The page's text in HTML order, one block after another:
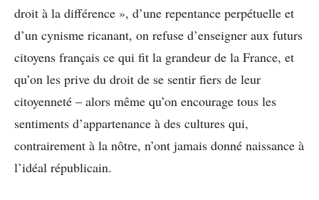
droit à la différence », d’une repentance perpétuelle et
d’un cynisme ricanant, on refuse d’enseigner aux futurs
citoyens français ce qui fit la grandeur de la France, et
qu’on les prive du droit de se sentir fiers de leur
citoyenneté – alors même qu’on encourage tous les
sentiments d’appartenance à des cultures qui,
contrairement à la nôtre, n’ont jamais donné naissance à
l’idéal républicain.